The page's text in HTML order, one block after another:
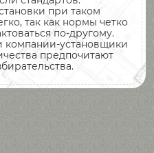
при таком
так как нормы четко
по-другому.
установщики
предпочитают